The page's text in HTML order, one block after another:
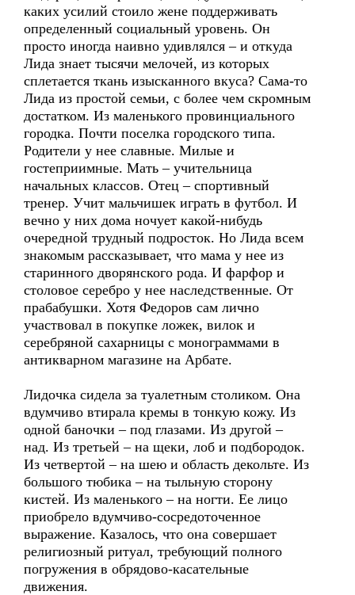
каких усилий стоило жене поддерживать
определенный социальный уровень. Он
просто иногда наивно удивлялся – и откуда
Лида знает тысячи мелочей, из которых
сплетается ткань изысканного вкуса? Сама-то
Лида из простой семьи, с более чем скромным
достатком. Из маленького провинциального
городка. Почти поселка городского типа.
Родители у нее славные. Милые и
гостеприимные. Мать – учительница
начальных классов. Отец – спортивный
тренер. Учит мальчишек играть в футбол. И
вечно у них дома ночует какой-нибудь
очередной трудный подросток. Но Лида всем
знакомым рассказывает, что мама у нее из
старинного дворянского рода. И фарфор и
столовое серебро у нее наследственные. От
прабабушки. Хотя Федоров сам лично
участвовал в покупке ложек, вилок и
серебряной сахарницы с монограммами в
антикварном магазине на Арбате.
Лидочка сидела за туалетным столиком. Она
вдумчиво втирала кремы в тонкую кожу. Из
одной баночки – под глазами. Из другой –
над. Из третьей – на щеки, лоб и подбородок.
Из четвертой – на шею и область декольте. Из
большого тюбика – на тыльную сторону
кистей. Из маленького – на ногти. Ее лицо
приобрело вдумчиво-сосредоточенное
выражение. Казалось, что она совершает
религиозный ритуал, требующий полного
погружения в обрядово-касательные
движения.